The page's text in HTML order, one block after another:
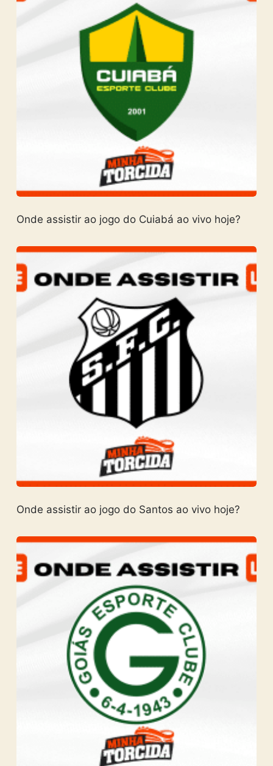
Onde assistir ao jogo do Cuiabá ao vivo hoje?
Onde assistir ao jogo do Santos ao vivo hoje?